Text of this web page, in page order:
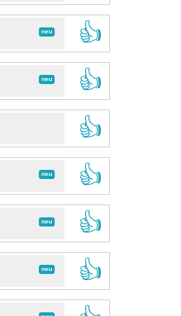
neu
👍
neu
👍
👍
neu
👍
neu
👍
neu
👍